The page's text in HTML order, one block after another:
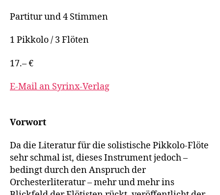
Partitur und 4 Stimmen
1 Pikkolo / 3 Flöten
17.– €
E-Mail an Syrinx-Verlag
Vorwort
Da die Literatur für die solistische Pikkolo-Flöte
sehr schmal ist, dieses Instrument jedoch –
bedingt durch den Anspruch der
Orchesterliteratur – mehr und mehr ins